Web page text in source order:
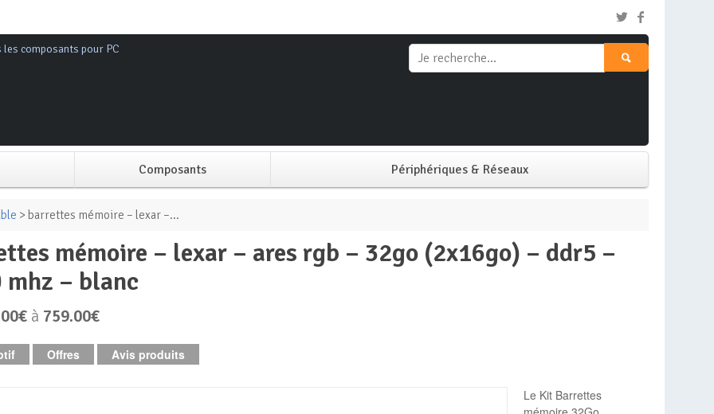
les composants pour PC
Composants
Alimentation PC
Boitier PC
Carte graphique
Mémoire PC
Périphériques & Réseaux
Ecran PC
> barrettes mémoire – lexar –...
mhz – blanc
à 759.00€
Offres Avis produits
Le Kit Barrettes